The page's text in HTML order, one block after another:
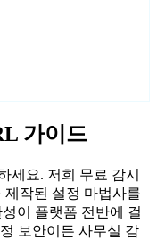
가이드
세요. 저희 무료 감시
제작된 설정 마법사를
이 플랫폼 전반에 걸
보안이든 사무실 감